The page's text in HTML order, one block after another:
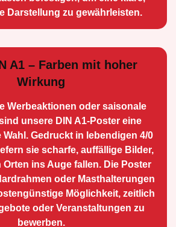
Darstellung zu gewährleisten.
A1 – Farben mit hoher
Wirkung
Werbe­aktionen oder saisonale
unsere DIN A1-Poster eine
Gedruckt in lebendigen 4/0
sie scharfe, auffällige Bilder,
Orten ins Auge fallen. Die Poster
oder Masthalterungen
Möglichkeit, zeitlich
oder Veranstaltungen zu
bewerben.